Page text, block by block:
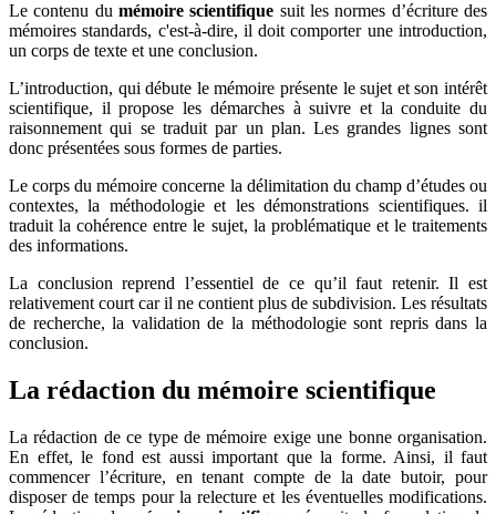
Le contenu du mémoire scientifique suit les normes d’écriture des
mémoires standards, c'est-à-dire, il doit comporter une introduction,
un corps de texte et une conclusion.
L’introduction, qui débute le mémoire présente le sujet et son intérêt
scientifique, il propose les démarches à suivre et la conduite du
raisonnement qui se traduit par un plan. Les grandes lignes sont
donc présentées sous formes de parties.
Le corps du mémoire concerne la délimitation du champ d’études ou
contextes, la méthodologie et les démonstrations scientifiques. il
traduit la cohérence entre le sujet, la problématique et le traitements
des informations.
La conclusion reprend l’essentiel de ce qu’il faut retenir. Il est
relativement court car il ne contient plus de subdivision. Les résultats
de recherche, la validation de la méthodologie sont repris dans la
conclusion.
La rédaction du mémoire scientifique
La rédaction de ce type de mémoire exige une bonne organisation.
En effet, le fond est aussi important que la forme. Ainsi, il faut
commencer l’écriture, en tenant compte de la date butoir, pour
disposer de temps pour la relecture et les éventuelles modifications.